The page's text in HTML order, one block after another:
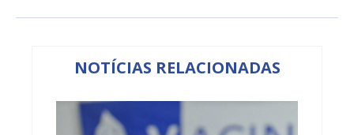
NOTÍCIAS RELACIONADAS